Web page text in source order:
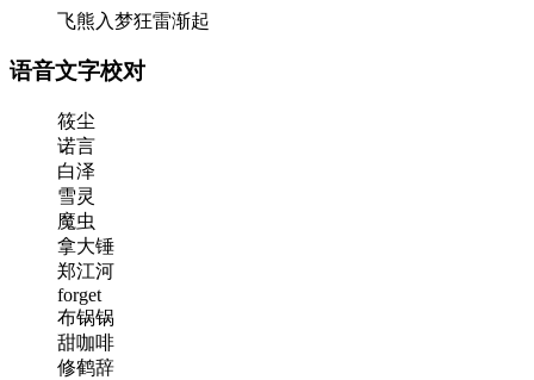
飞熊入梦狂雷渐起
语音文字校对
筱尘
诺言
白泽
雪灵
魔虫
拿大锤
郑江河
forget
布锅锅
甜咖啡
修鹤辞